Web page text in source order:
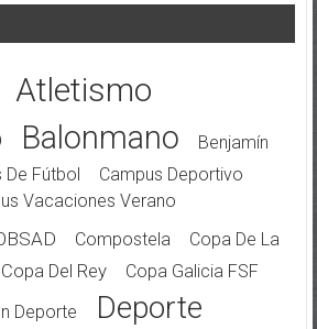
Atletismo
Balonmano
Benjamín
De Fútbol
Campus Deportivo
Vacaciones Verano
Compostela
Copa De La
Copa Del Rey
Copa Galicia FSF
Deporte
Deporte